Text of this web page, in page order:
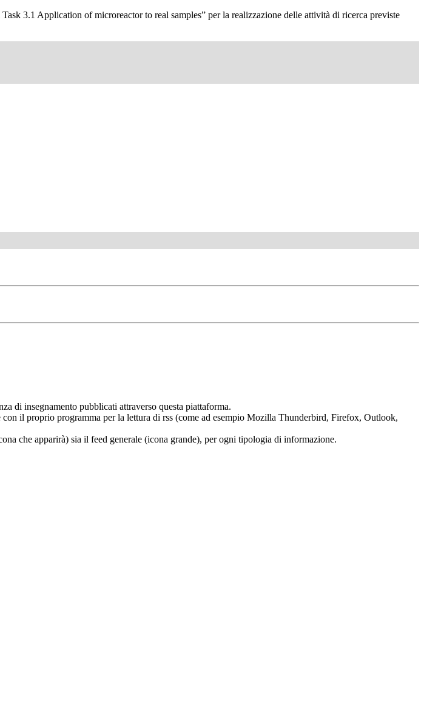
3.1 Application of microreactor to real samples” per la realizzazione delle attività di ricerca previste
di insegnamento pubblicati attraverso questa piattaforma.
il proprio programma per la lettura di rss (come ad esempio Mozilla Thunderbird, Firefox, Outlook,
che apparirà) sia il feed generale (icona grande), per ogni tipologia di informazione.